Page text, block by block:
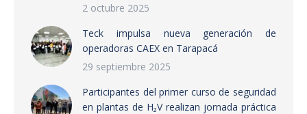
2 octubre 2025
Teck impulsa nueva generación de
operadoras CAEX en Tarapacá
29 septiembre 2025
Participantes del primer curso de seguridad
en plantas de H₂V realizan jornada práctica